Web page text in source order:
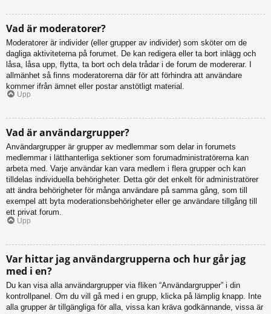
Vad är moderatorer?
Moderatorer är individer (eller grupper av individer) som sköter om de
dagliga aktiviteterna på forumet. De kan redigera eller ta bort inlägg och
låsa, låsa upp, flytta, ta bort och dela trådar i de forum de modererar. I
allmänhet så finns moderatorerna där för att förhindra att användare
kommer ifrån ämnet eller postar anstötligt material.
Upp
Vad är användargrupper?
Användargrupper är grupper av medlemmar som delar in forumets
medlemmar i lätthanterliga sektioner som forumadministratörerna kan
arbeta med. Varje användar kan vara medlem i flera grupper och kan
tilldelas individuella behörigheter. Detta gör det enkelt för administratörer
att ändra behörigheter för många användare på samma gång, som till
exempel att byta moderationsbehörigheter eller ge användare tillgång till
ett privat forum.
Upp
Var hittar jag användargrupperna och hur går jag
med i en?
Du kan visa alla användargrupper via fliken “Användargrupper” i din
kontrollpanel. Om du vill gå med i en grupp, klicka på lämplig knapp. Inte
alla grupper är tillgängliga för alla, vissa kan kräva godkännande, vissa är